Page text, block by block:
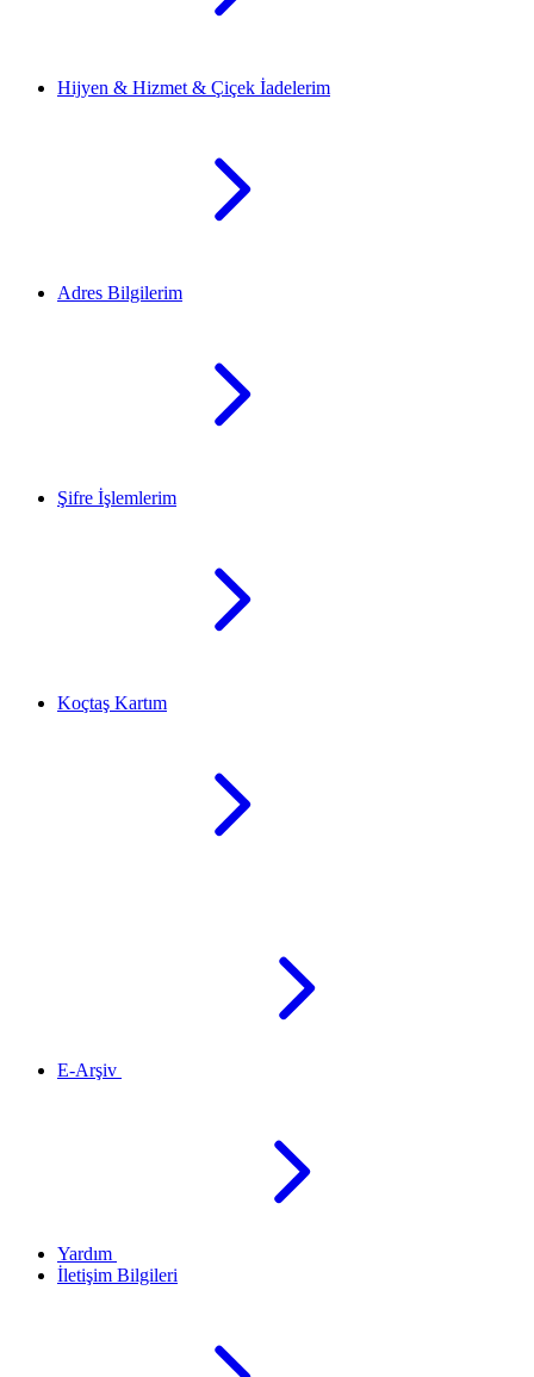
Hijyen & Hizmet & Çiçek İadelerim
Adres Bilgilerim
Şifre İşlemlerim
Koçtaş Kartım
E-Arşiv
Yardım
İletişim Bilgileri